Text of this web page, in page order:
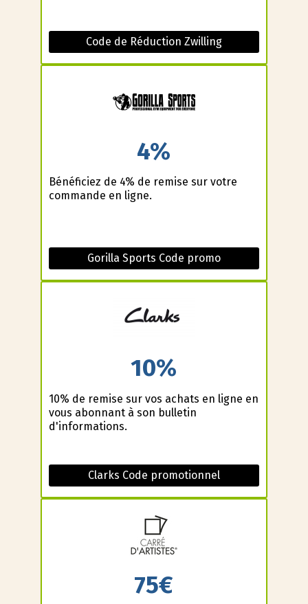
Code de Réduction Zwilling
4%
Bénéficiez de 4% de remise sur votre
commande en ligne.
Gorilla Sports Code promo
10%
10% de remise sur vos achats en ligne en
vous abonnant à son bulletin
d'informations.
Clarks Code promotionnel
75€